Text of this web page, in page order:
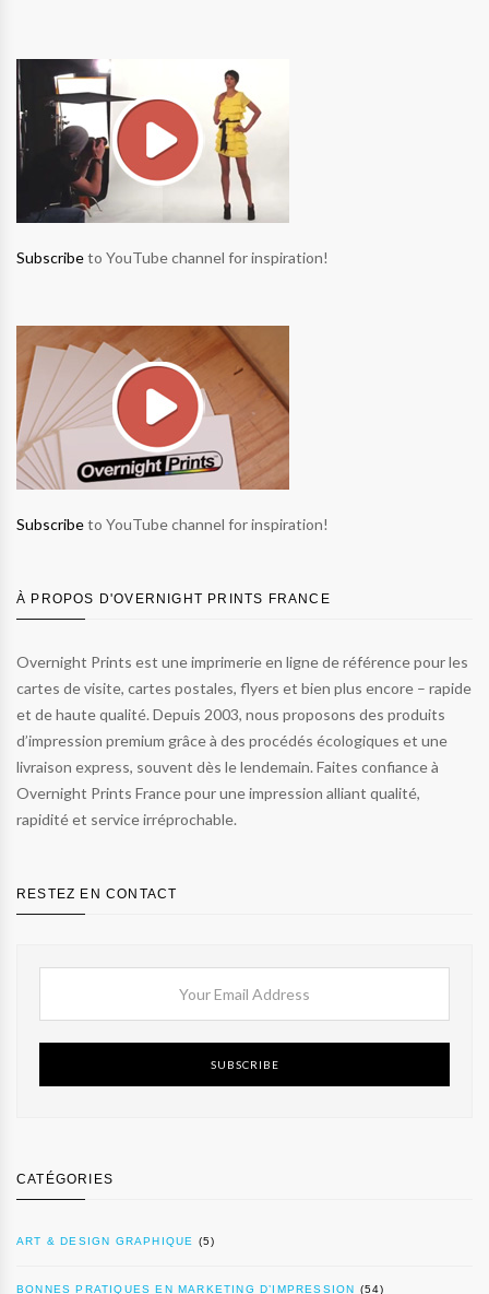
Subscribeto YouTube channel for inspiration!
Subscribeto YouTube channel for inspiration!
À PROPOS D'OVERNIGHT PRINTS FRANCE
Overnight Prints est une imprimerie en ligne de référence pour les
cartes de visite, cartes postales, flyers et bien plus encore – rapide
et de haute qualité. Depuis 2003, nous proposons des produits
d’impression premium grâce à des procédés écologiques et une
livraison express, souvent dès le lendemain. Faites confiance à
Overnight Prints France pour une impression alliant qualité,
rapidité et service irréprochable.
RESTEZ EN CONTACT
SUBSCRIBE
CATÉGORIES
ART & DESIGN GRAPHIQUE (5)
BONNES PRATIQUES EN MARKETING D’IMPRESSION (54)